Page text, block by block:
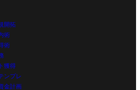
開拓
術
術
獲得
ンプレ
金計画